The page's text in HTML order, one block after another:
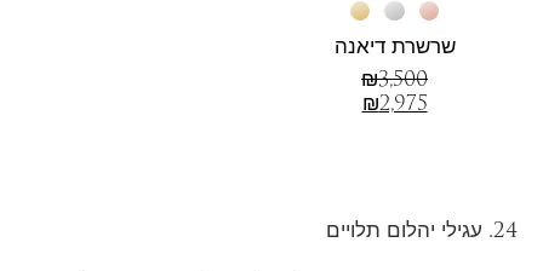
שרשרת דיאנה
₪3,500
₪2,975
24. עגילי יהלום תלויים